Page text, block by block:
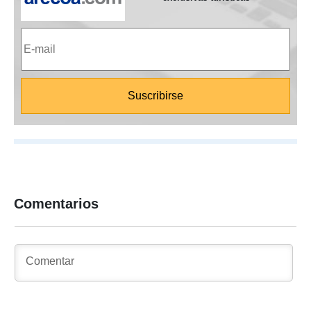
Comentarios